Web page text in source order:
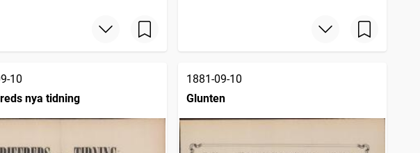
10
nya tidning
1881-09-10
Glunten